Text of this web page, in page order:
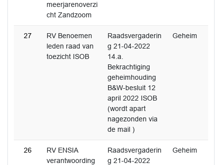
meerjarenoverzi
cht Zandzoom
27
RV Benoemen
leden raad van
toezicht ISOB
Raadsvergaderin
g 21-04-2022
14.a.
Bekrachtiging
geheimhouding
B&W-besluit 12
april 2022 ISOB
(wordt apart
nagezonden via
de mail )
Geheim
26
RV ENSIA
verantwoording
Raadsvergaderin
g 21-04-2022
Geheim